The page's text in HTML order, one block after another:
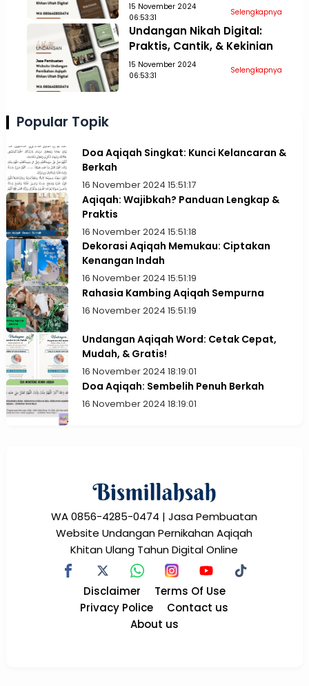
15 November 2024
06:53:31
Selengkapnya
Undangan Nikah Digital:
Praktis, Cantik, & Kekinian
15 November 2024
06:53:31
Selengkapnya
Popular Topik
Doa Aqiqah Singkat: Kunci Kelancaran &
Berkah
16 November 2024 15:51:17
Aqiqah: Wajibkah? Panduan Lengkap &
Praktis
16 November 2024 15:51:18
Dekorasi Aqiqah Memukau: Ciptakan
Kenangan Indah
16 November 2024 15:51:19
Rahasia Kambing Aqiqah Sempurna
16 November 2024 15:51:19
Undangan Aqiqah Word: Cetak Cepat,
Mudah, & Gratis!
16 November 2024 18:19:01
Doa Aqiqah: Sembelih Penuh Berkah
16 November 2024 18:19:01
WA 0856-4285-0474 | Jasa Pembuatan
Website Undangan Pernikahan Aqiqah
Khitan Ulang Tahun Digital Online
Disclaimer
Terms Of Use
Privacy Police
Contact us
About us